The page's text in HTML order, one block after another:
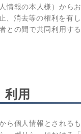
情報の本人様）から
、消去等の権利を有
との間で共同利用す
利用
ら個人情報とされる